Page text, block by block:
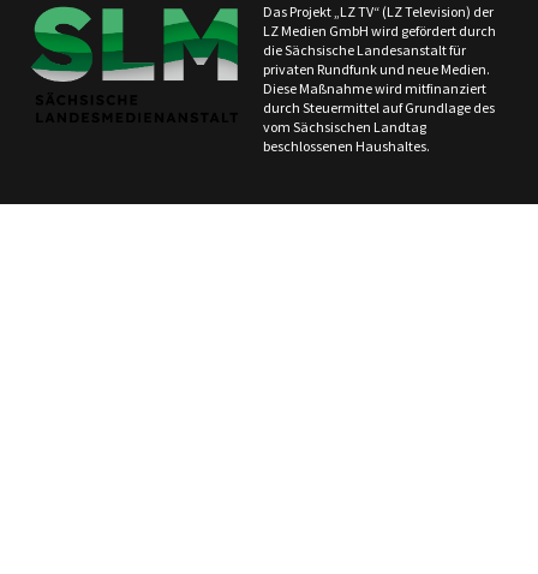
Das Projekt „LZ TV“ (LZ Television) der
LZ Medien GmbH wird gefördert durch
die Sächsische Landesanstalt für
privaten Rundfunk und neue Medien.
Diese Maßnahme wird mitfinanziert
durch Steuermittel auf Grundlage des
vom Sächsischen Landtag
beschlossenen Haushaltes.